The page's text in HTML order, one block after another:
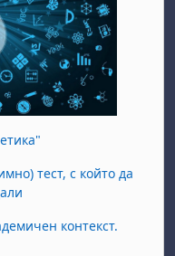
тест, с който да
контекст.